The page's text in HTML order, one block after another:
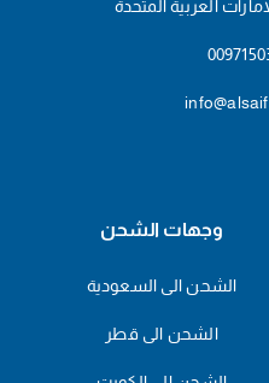
العربية المتحدة
وجهات الشحن
الشحن الى السعودية
الشحن الى قطر